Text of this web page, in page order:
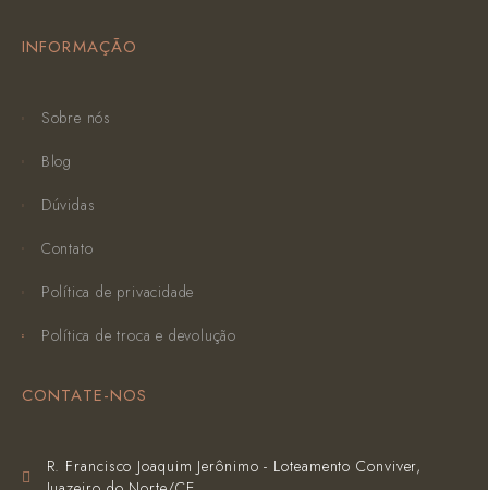
INFORMAÇÃO
Sobre nós
Blog
Dúvidas
Contato
Política de privacidade
Política de troca e devolução
CONTATE-NOS
R. Francisco Joaquim Jerônimo - Loteamento Conviver,